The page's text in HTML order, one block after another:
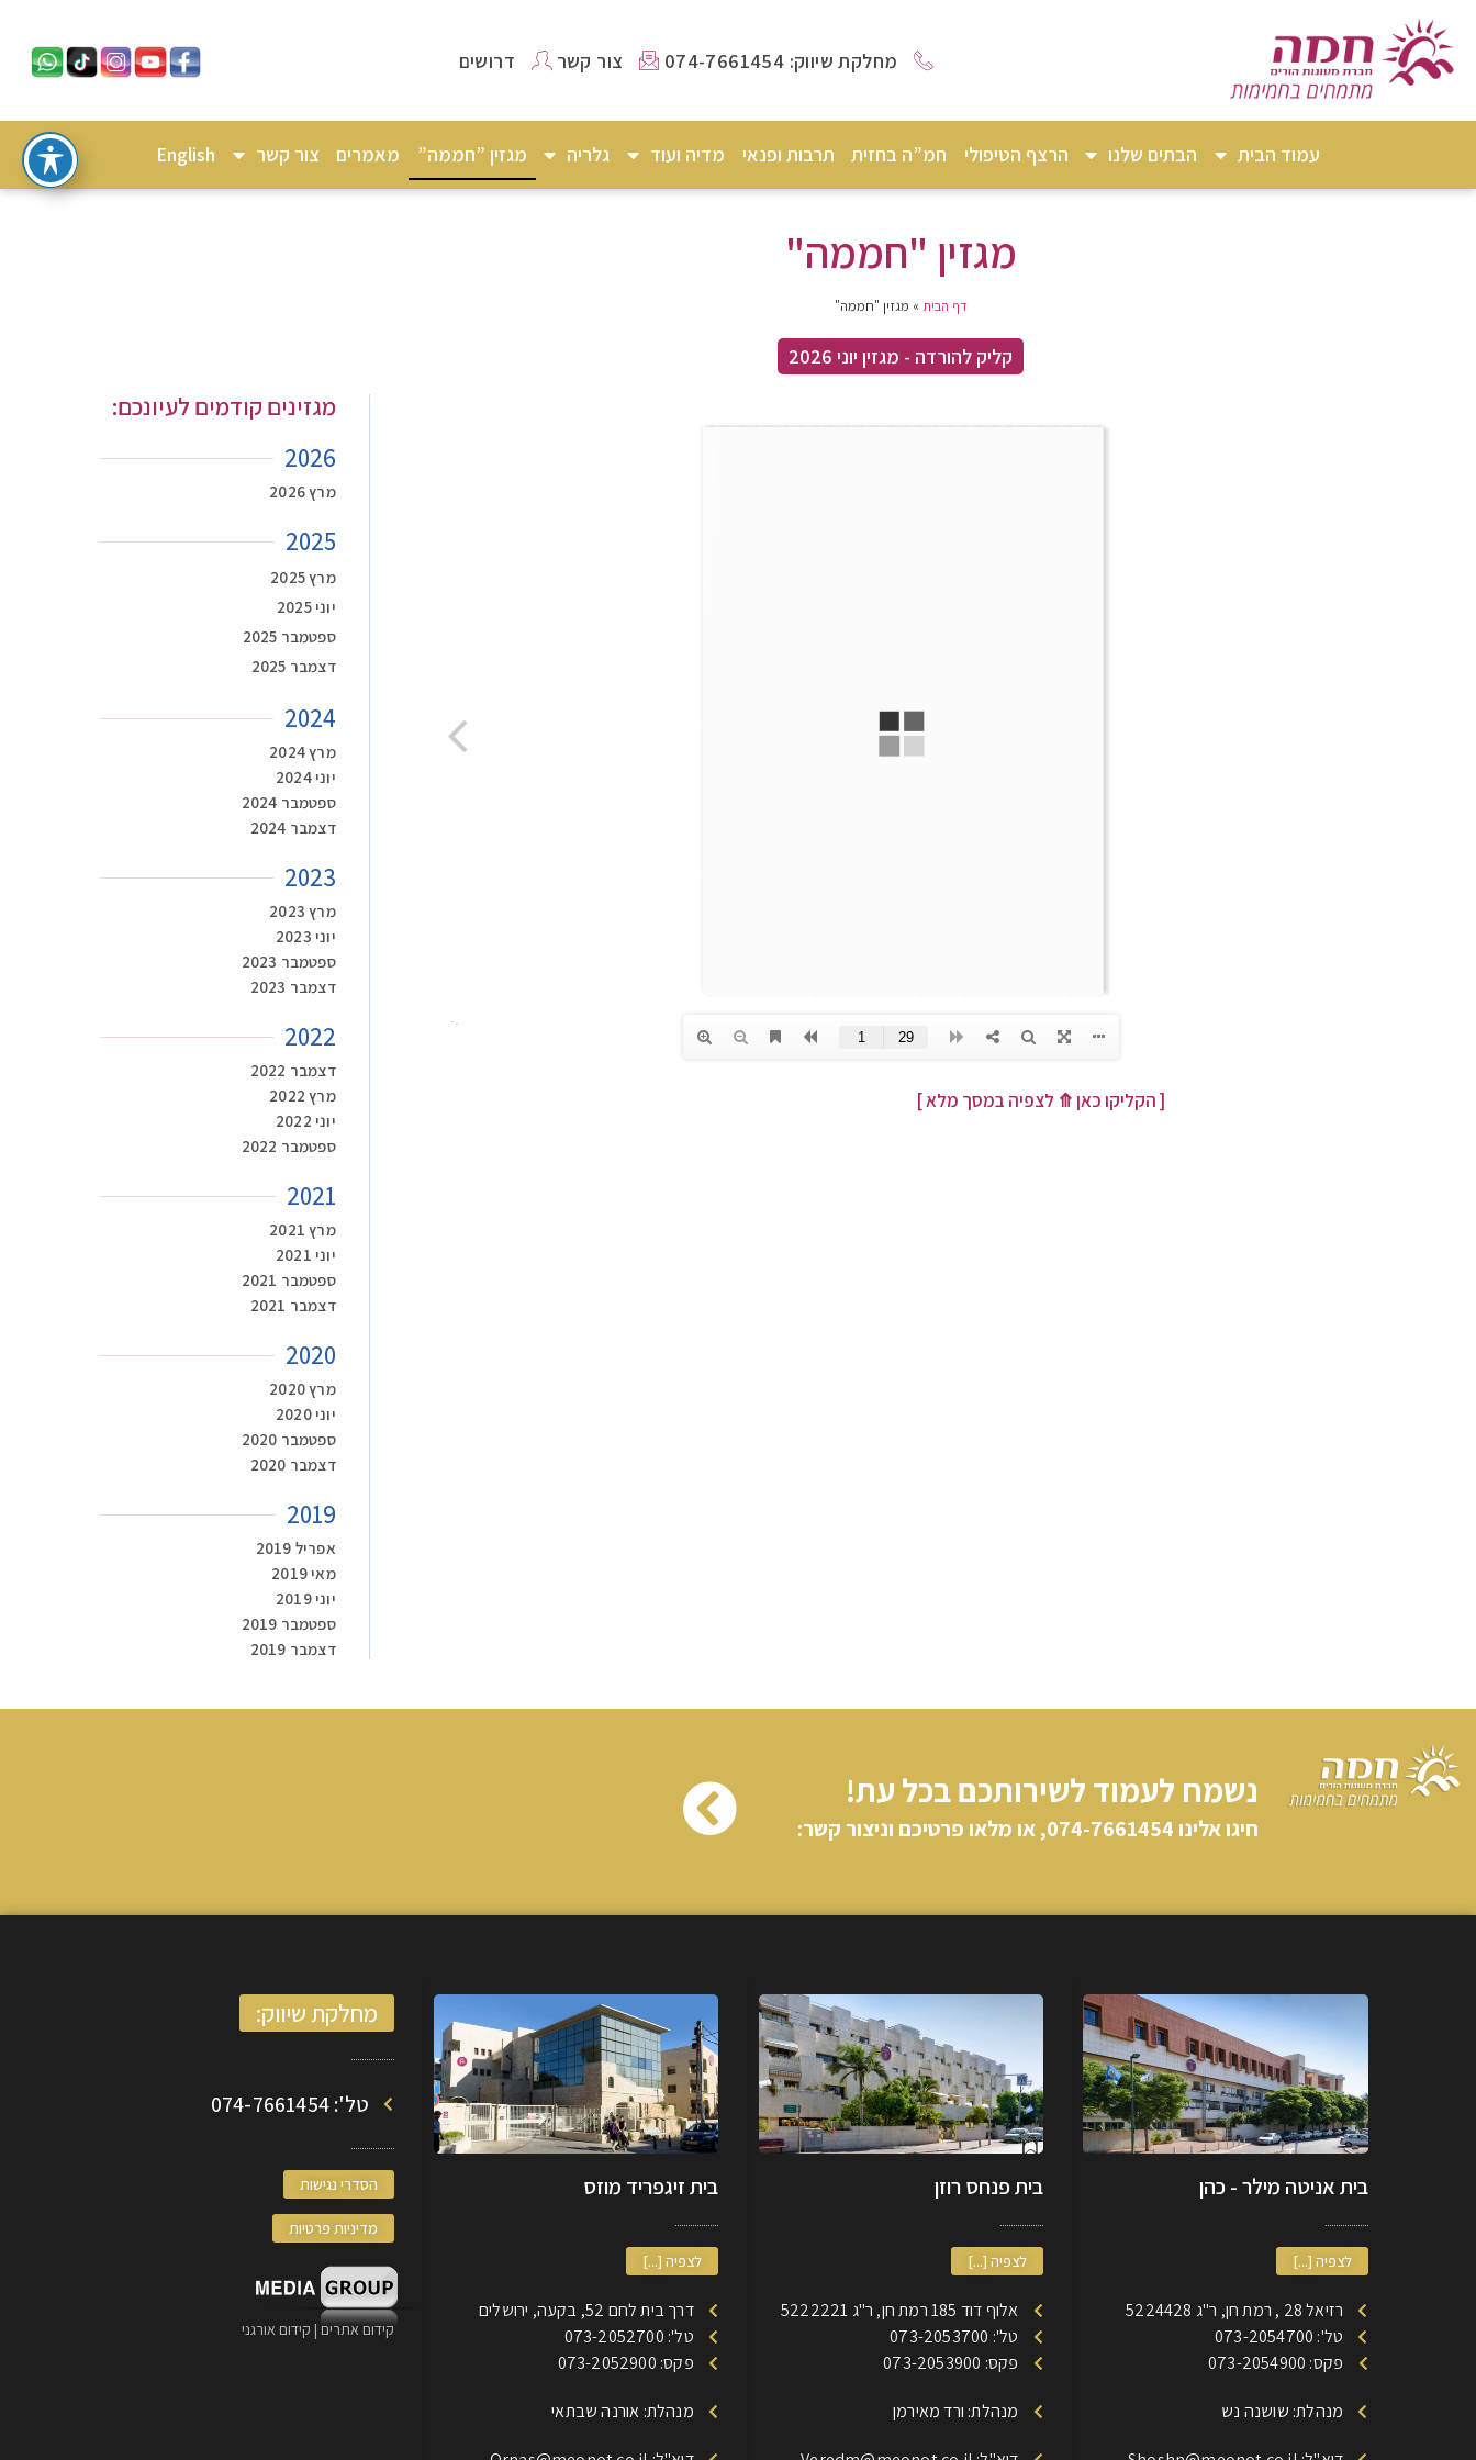
מחלקת שיווק: 074-7661454 צור קשר דרושים
עמוד הבית הבתים שלנו הרצף הטיפולי חמ”ה בחזית תרבות ופנאי מדיה ועוד גלריה מגזין ”חממה” מאמרים צור קשר English
מגזין "חממה"
דף הבית » מגזין "חממה"
קליק להורדה - מגזין יוני 2026
[ הקליקו כאן⤊ לצפיה במסך מלא ]
מגזינים קודמים לעיונכם:
2026
מרץ 2026
2025
מרץ 2025
יוני 2025
ספטמבר 2025
דצמבר 2025
2024
מרץ 2024
יוני 2024
ספטמבר 2024
דצמבר 2024
2023
מרץ 2023
יוני 2023
ספטמבר 2023
דצמבר 2023
2022
דצמבר 2022
מרץ 2022
יוני 2022
ספטמבר 2022
2021
מרץ 2021
יוני 2021
ספטמבר 2021
דצמבר 2021
2020
מרץ 2020
יוני 2020
ספטמבר 2020
דצמבר 2020
2019
אפריל 2019
מאי 2019
יוני 2019
ספטמבר 2019
דצמבר 2019
נשמח לעמוד לשירותכם בכל עת!
חיגו אלינו​ 074-7661454, או מלאו פרטיכם וניצור קשר:
בית אניטה מילר - כהן
לצפיה [...]
רזיאל 28 , רמת חן, ר"ג 5224428
טל': 073-2054700
פקס: 073-2054900
מנהלת: שושנה נש
בית פנחס רוזן
לצפיה [...]
אלוף דוד 185 רמת חן, ר"ג 5222221
טל': 073-2053700
פקס: 073-2053900
מנהלת: ורד מאירמן
בית זיגפריד מוזס
לצפיה [...]
דרך בית לחם 52, בקעה, ירושלים
טל': 073-2052700
פקס: 073-2052900
מנהלת: אורנה שבתאי
מחלקת שיווק:
טל': 074-7661454
הסדרי נגישות
מדיניות פרטיות
קידום אתרים | קידום אורגני